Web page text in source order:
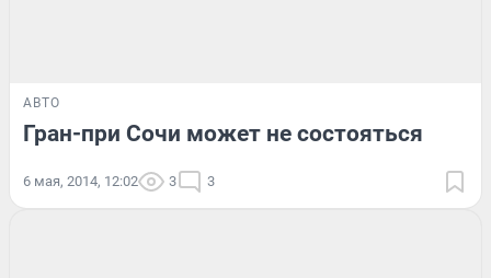
АВТО
Гран-при Сочи может не состояться
6 мая, 2014, 12:02 3 3